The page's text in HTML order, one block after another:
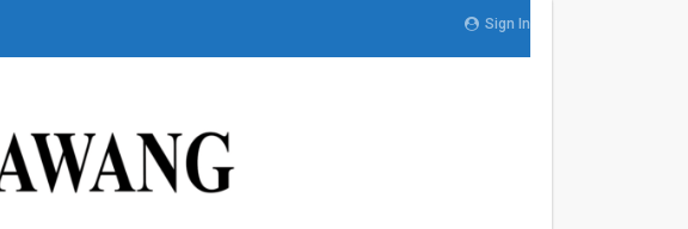
Sign In